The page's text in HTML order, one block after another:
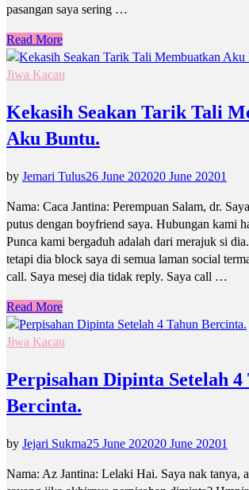
pasangan saya sering …
Read More
Jiwa Kacau
Kekasih Seakan Tarik Tali
Aku Buntu.
by Jemari Tulus26 June 202020 June 20201
Nama: Caca Jantina: Perempuan Salam, dr.
putus dengan boyfriend saya. Hubungan kami
Punca kami bergaduh adalah dari merajuk si
tetapi dia block saya di semua laman social
call. Saya mesej dia tidak reply. Saya call …
Read More
Jiwa Kacau
Perpisahan Dipinta Setelah 4
Bercinta.
by Jejari Sukma25 June 202020 June 20201
Nama: Az Jantina: Lelaki Hai. Saya nak tanya,